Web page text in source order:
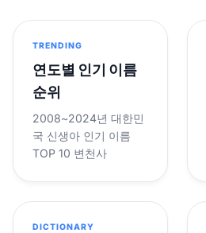
TRENDING
연도별 인기 이름
순위
2008~2024년 대한민
국 신생아 인기 이름
TOP 10 변천사
DICTIONARY